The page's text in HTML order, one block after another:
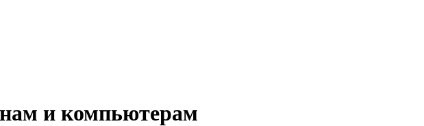
и компьютерам